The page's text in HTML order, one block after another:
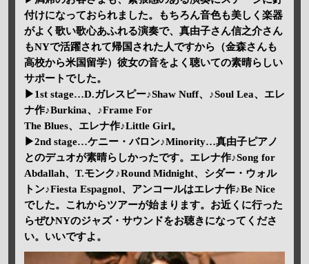
付けになっておられました。もちろん音色も美しく楽器
がよく歌い歌心あふれる演奏で、真由子さん信之介さん
もNYで活躍されて帰国された人ですから（金森さんも
高校から米国留学）彼女の音をよく聴いての素晴らしい
サポートでした。
▶1st stage…D.ガレスピー♪Shaw Nuff、♪Soul Lea、エレ
ナ作♪Burkina、♪Frame For
The Blues、エレナ作♪Little Girl。
▶2nd stage…ケニー・バロン♪Minority…真由子ピアノ
とのデュオが素晴らしかったです。エレナ作♪Song for
Abdallah、T.モンク♪Round Midnight、シダー・ウォル
トン♪Fiesta Espagnol、アンコールはエレナ作♪Be Nice
でした。これからツアーが始まります。お近くに行った
らぜひNYのジャズ・サウンドをお聴きになってくださ
い。いいですよ。